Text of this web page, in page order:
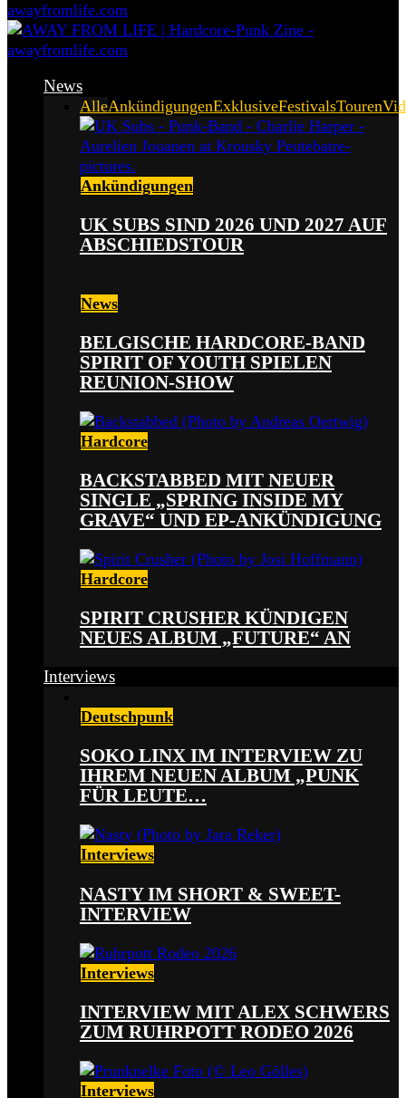
News
AlleAnkündigungenExklusiveFestivalsTouren
Ankündigungen
UK SUBS SIND 2026 UND 2027 AUF
ABSCHIEDSTOUR
News
BELGISCHE HARDCORE-BAND
SPIRIT OF YOUTH SPIELEN
REUNION-SHOW
Hardcore
BACKSTABBED MIT NEUER
SINGLE „SPRING INSIDE MY
GRAVE“ UND EP-ANKÜNDIGUNG
Hardcore
SPIRIT CRUSHER KÜNDIGEN
NEUES ALBUM „FUTURE“ AN
Interviews
Deutschpunk
SOKO LINX IM INTERVIEW ZU
IHREM NEUEN ALBUM „PUNK
FÜR LEUTE…
Interviews
NASTY IM SHORT & SWEET-
INTERVIEW
Interviews
INTERVIEW MIT ALEX SCHWERS
ZUM RUHRPOTT RODEO 2026
Interviews